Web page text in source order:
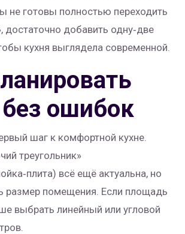
не готовы полностью переходить
достаточно добавить одну‑две
кухня выглядела современной.
ошибок
шаг к комфортной кухне.
треугольник»
всё ещё актуальна, но
размер помещения. Если площадь
выбрать линейный или угловой